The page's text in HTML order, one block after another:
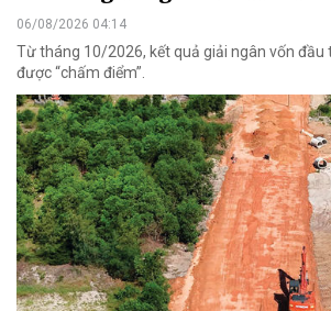
06/08/2026 04:14
Từ tháng 10/2026, kết quả giải ngân vốn đầu
được “chấm điểm”.